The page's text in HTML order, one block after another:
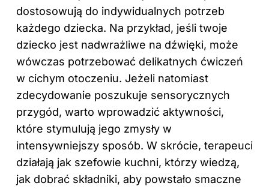
dostosowują do indywidualnych potrzeb
każdego dziecka. Na przykład, jeśli twoje
dziecko jest nadwrażliwe na dźwięki, może
wówczas potrzebować delikatnych ćwiczeń
w cichym otoczeniu. Jeżeli natomiast
zdecydowanie poszukuje sensorycznych
przygód, warto wprowadzić aktywności,
które stymulują jego zmysły w
intensywniejszy sposób. W skrócie, terapeuci
działają jak szefowie kuchni, którzy wiedzą,
jak dobrać składniki, aby powstało smaczne